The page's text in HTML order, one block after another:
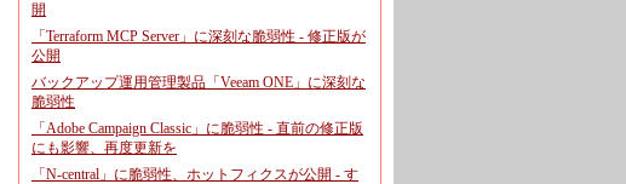
開
「Terraform MCP Server」に深刻な脆弱性 - 修正版が
公開
バックアップ運用管理製品「Veeam ONE」に深刻な
脆弱性
「Adobe Campaign Classic」に脆弱性 - 直前の修正版
にも影響、再度更新を
「N-central」に脆弱性、ホットフィクスが公開 - す